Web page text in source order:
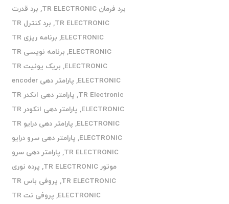
برد فرمان TR ELECTRONIC
, برد قدرت
TR ELECTRONIC
,
برد کنترل TR
ELECTRONIC
,
برنامه ریزی TR
ELECTRONIC
,
برنامه نویسی TR
ELECTRONIC
,
بریک یونیت TR
ELECTRONIC
,
پارامتر دهی encoder
TR Electronic
,
پارامتر دهی انکدر TR
ELECTRONIC
,
پارامتر دهی انکودر TR
ELECTRONIC
,
پارامتر دهی درایو TR
ELECTRONIC
, پارامتر دهی سرو درایو
TR ELECTRONIC
, پارامتر دهی سرو
موتور TR ELECTRONIC
, پرده نوری
TR ELECTRONIC
,
پروفی باس TR
ELECTRONIC
,
پروفی نت TR